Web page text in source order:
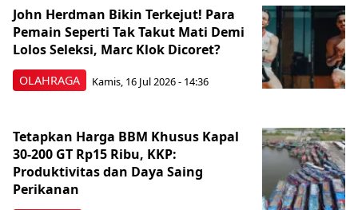
OLAHRAGA
John Herdman Bikin Terkejut! Para
Pemain Seperti Tak Takut Mati Demi
Lolos Seleksi, Marc Klok Dicoret?
Kamis, 16 Jul 2026 - 14:36
Tetapkan Harga BBM Khusus Kapal
30-200 GT Rp15 Ribu, KKP:
Produktivitas dan Daya Saing
Perikanan